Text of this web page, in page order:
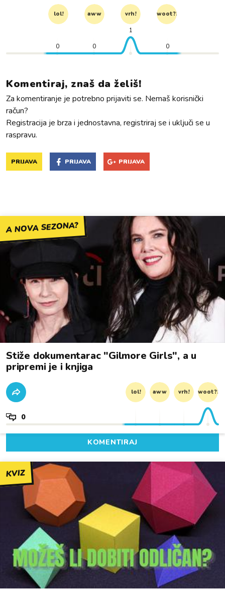
lol! aww vrh! woot?!
0 0
1
0
Komentiraj, znaš da želiš!
Za komentiranje je potrebno prijaviti se. Nemaš korisnički
račun?
Registracija je brza i jednostavna, registriraj se i uključi se u
raspravu.
PRIJAVA PRIJAVA PRIJAVA
A NOVA SEZONA?
Stiže dokumentarac "Gilmore Girls", a u
pripremi je i knjiga
lol! aww vrh! woot?!
0
KOMENTIRAJ
KVIZ